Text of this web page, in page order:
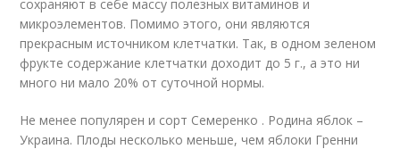
сохраняют в себе массу полезных витаминов и
микроэлементов. Помимо этого, они являются
прекрасным источником клетчатки. Так, в одном зеленом
фрукте содержание клетчатки доходит до 5 г., а это ни
много ни мало 20% от суточной нормы.
Не менее популярен и сорт Семеренко . Родина яблок –
Украина. Плоды несколько меньше, чем яблоки Гренни